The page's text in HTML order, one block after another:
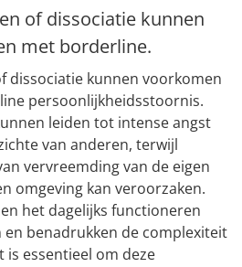
of dissociatie kunnen
met borderline.
dissociatie kunnen voorkomen
persoonlijkheidsstoornis.
leiden tot intense angst
van anderen, terwijl
vervreemding van de eigen
omgeving kan veroorzaken.
het dagelijks functioneren
benadrukken de complexiteit
is essentieel om deze